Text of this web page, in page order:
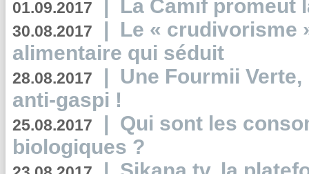
01.09.2017 | La Camif promeut
30.08.2017 | Le « crudivorisme
alimentaire qui séduit
28.08.2017 | Une Fourmii
anti-gaspi !
25.08.2017 | Qui sont les
biologiques ?